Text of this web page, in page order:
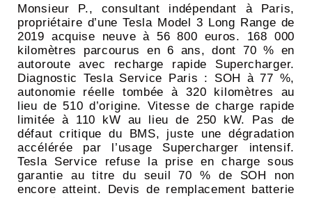
Monsieur P., consultant indépendant à Paris,
propriétaire d’une Tesla Model 3 Long Range de
2019 acquise neuve à 56 800 euros. 168 000
kilomètres parcourus en 6 ans, dont 70 % en
autoroute avec recharge rapide Supercharger.
Diagnostic Tesla Service Paris : SOH à 77 %,
autonomie réelle tombée à 320 kilomètres au
lieu de 510 d’origine. Vitesse de charge rapide
limitée à 110 kW au lieu de 250 kW. Pas de
défaut critique du BMS, juste une dégradation
accélérée par l’usage Supercharger intensif.
Tesla Service refuse la prise en charge sous
garantie au titre du seuil 70 % de SOH non
encore atteint. Devis de remplacement batterie